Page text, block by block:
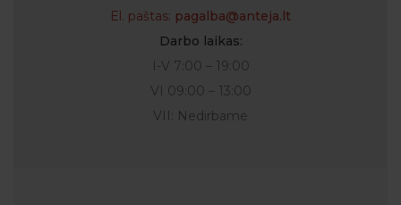
El. paštas: pagalba@anteja.lt
Darbo laikas:
I-V 7:00 – 19:00
VI 09:00 – 13:00
VII: Nedirbame